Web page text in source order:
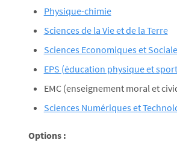
Physique-chimie
Sciences de la Vie et de la Terre
Sciences Economiques et
EPS (éducation physique et
EMC (enseignement moral et
Sciences Numériques et
Options :